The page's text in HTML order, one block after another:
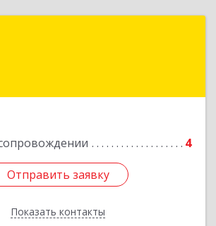
4
Отправить заявку
Показать контакты
Эл респ, Волжск г, Пролетарская
Отправить заявку
Назад